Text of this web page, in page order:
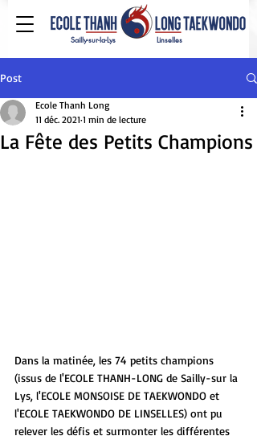
Sailly-sur-la-Lys Linselles
Post
La Fête des Petits Champions
Ecole Thanh Long
11 déc. 2021 1 min de lecture
Dans la matinée, les 74 petits champions
(issus de l'ECOLE THANH-LONG de Sailly-sur la
Lys, l'ECOLE MONSOISE DE TAEKWONDO et
l'ECOLE TAEKWONDO DE LINSELLES) ont pu
relever les défis et surmonter les différentes